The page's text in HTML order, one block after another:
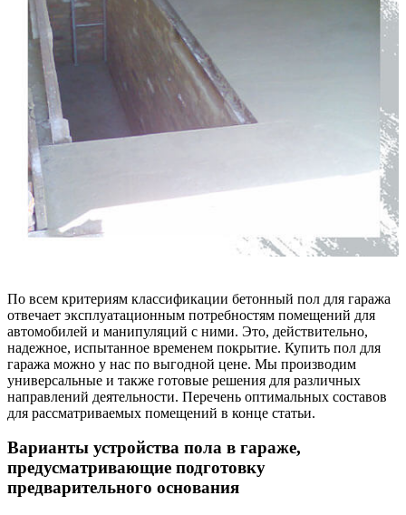
По всем критериям классификации бетонный пол для гаража
отвечает эксплуатационным потребностям помещений для
автомобилей и манипуляций с ними. Это, действительно,
надежное, испытанное временем покрытие. Купить пол для
гаража можно у нас по выгодной цене. Мы производим
универсальные и также готовые решения для различных
направлений деятельности. Перечень оптимальных составов
для рассматриваемых помещений в конце статьи.
Варианты устройства пола в гараже,
предусматривающие подготовку
предварительного основания